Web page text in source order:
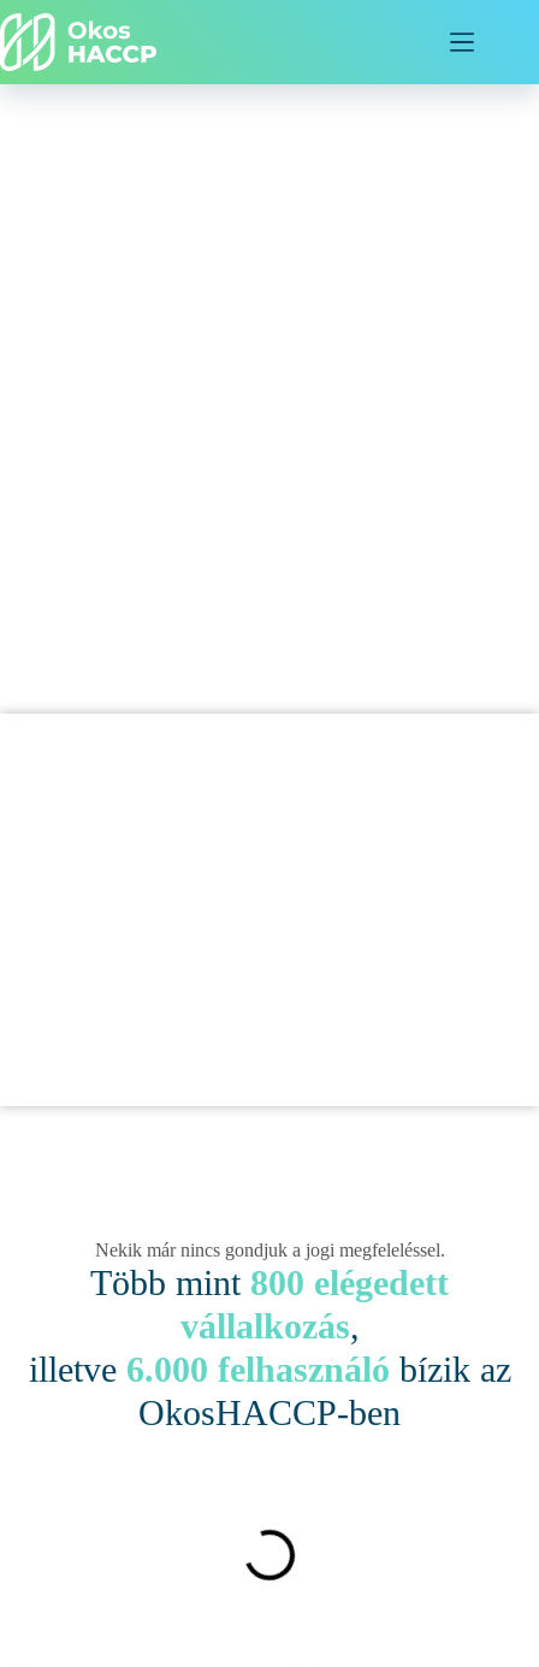
Nekik már nincs gondjuk a jogi megfeleléssel.
Több mint 800 elégedett
vállalkozás,
illetve 6.000 felhasználó bízik az
OkosHACCP-ben